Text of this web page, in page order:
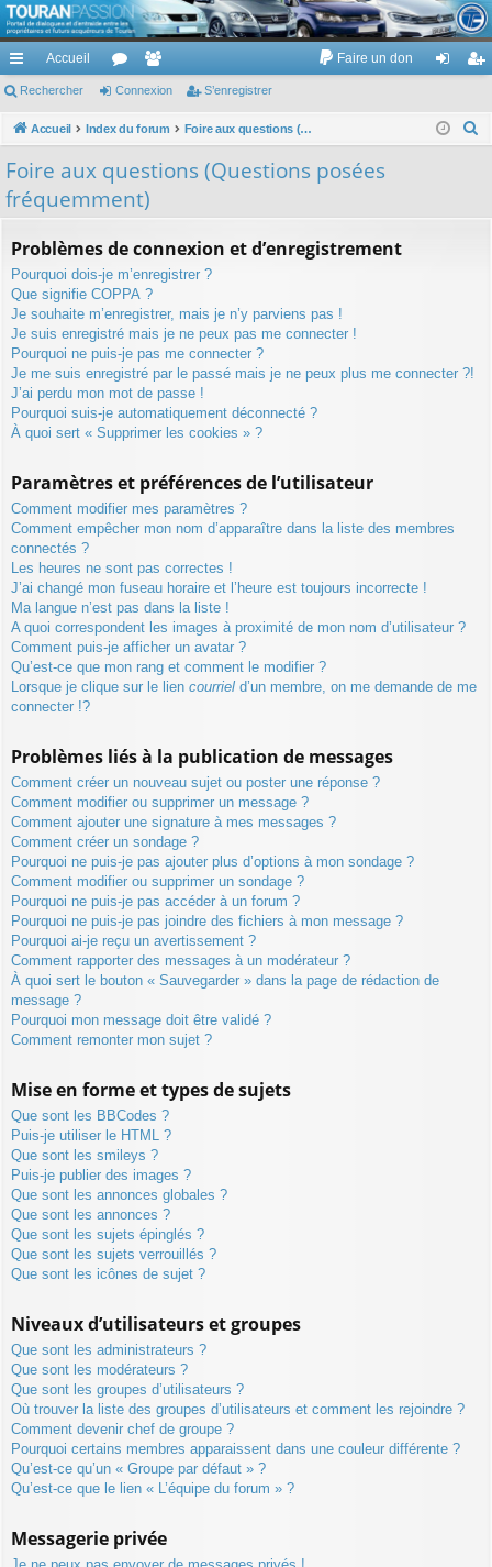
TouranPassion
Le forum des propriétaires ou futurs acquéreurs du Volkswagen Touran
cc
ès
pi
Accueil
or
u
e
m
es
Faire un don
ne nr
Rechercher Connexion S’enregistrer
Accueil Index du forum Foire aux questions (Questions posées fréquemment)
Foire aux questions (Questions posées
fréquemment)
Problèmes de connexion et d’enregistrement
Pourquoi dois-je m’enregistrer ?
Que signifie COPPA ?
Je souhaite m’enregistrer, mais je n’y parviens pas !
Je suis enregistré mais je ne peux pas me connecter !
Pourquoi ne puis-je pas me connecter ?
Je me suis enregistré par le passé mais je ne peux plus me connecter ?!
J’ai perdu mon mot de passe !
Pourquoi suis-je automatiquement déconnecté ?
À quoi sert « Supprimer les cookies » ?
Paramètres et préférences de l’utilisateur
Comment modifier mes paramètres ?
Comment empêcher mon nom d’apparaître dans la liste des membres
connectés ?
Les heures ne sont pas correctes !
J’ai changé mon fuseau horaire et l’heure est toujours incorrecte !
Ma langue n’est pas dans la liste !
A quoi correspondent les images à proximité de mon nom d’utilisateur ?
Comment puis-je afficher un avatar ?
Qu’est-ce que mon rang et comment le modifier ?
Lorsque je clique sur le lien courriel d’un membre, on me demande de me
connecter !?
Problèmes liés à la publication de messages
Comment créer un nouveau sujet ou poster une réponse ?
Comment modifier ou supprimer un message ?
Comment ajouter une signature à mes messages ?
Comment créer un sondage ?
Pourquoi ne puis-je pas ajouter plus d’options à mon sondage ?
Comment modifier ou supprimer un sondage ?
Pourquoi ne puis-je pas accéder à un forum ?
Pourquoi ne puis-je pas joindre des fichiers à mon message ?
Pourquoi ai-je reçu un avertissement ?
Comment rapporter des messages à un modérateur ?
À quoi sert le bouton « Sauvegarder » dans la page de rédaction de
message ?
Pourquoi mon message doit être validé ?
Comment remonter mon sujet ?
Mise en forme et types de sujets
Que sont les BBCodes ?
Puis-je utiliser le HTML ?
Que sont les smileys ?
Puis-je publier des images ?
Que sont les annonces globales ?
Que sont les annonces ?
Que sont les sujets épinglés ?
Que sont les sujets verrouillés ?
Que sont les icônes de sujet ?
Niveaux d’utilisateurs et groupes
Que sont les administrateurs ?
Que sont les modérateurs ?
Que sont les groupes d’utilisateurs ?
Où trouver la liste des groupes d’utilisateurs et comment les rejoindre ?
Comment devenir chef de groupe ?
Pourquoi certains membres apparaissent dans une couleur différente ?
Qu’est-ce qu’un « Groupe par défaut » ?
Qu’est-ce que le lien « L’équipe du forum » ?
Messagerie privée